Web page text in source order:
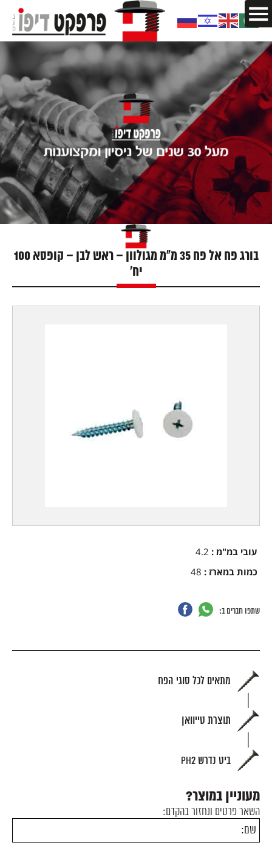
בורג פח אל פח 35 מ"מ מגולוון – ראש לבן – קופסא 100
יח'
עובי במ"מ :
כמות במארז :
שתפו חברים ב:
מתאים לכל סוגי הפח
תוצרת טייוואן
ביט נדרש PH2
מעוניין במוצר?
השאר פרטים ונחזור בהקדם: